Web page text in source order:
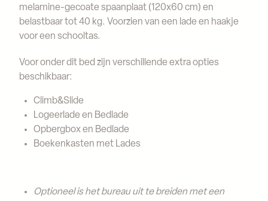
melamine-gecoate spaanplaat (120x60 cm) en
belastbaar tot 40 kg. Voorzien van een lade en haakje
voor een schooltas.
Voor onder dit bed zijn verschillende extra opties
beschikbaar:
Climb&Slide
Logeerlade en Bedlade
Opbergbox en Bedlade
Boekenkasten met Lades
Optioneel is het bureau uit te breiden met een